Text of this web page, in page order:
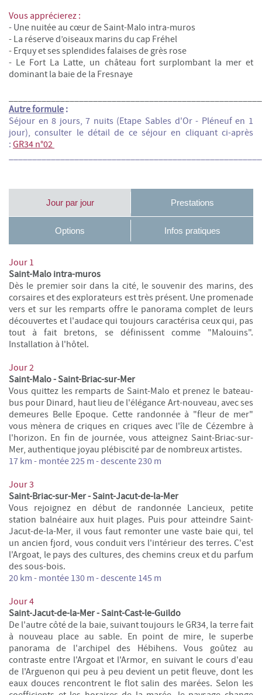
Vous apprécierez :
- Une nuitée au cœur de Saint-Malo intra-muros
- La réserve d’oiseaux marins du cap Fréhel
- Erquy et ses splendides falaises de grès rose
- Le Fort La Latte, un château fort surplombant la mer et
dominant la baie de la Fresnaye
Autre formule :
Séjour en 8 jours, 7 nuits (Etape Sables d'Or - Pléneuf en 1
jour), consulter le détail de ce séjour en cliquant ci-après
: GR34 n°02
Jour par jour Prestations
Options Infos pratiques
Jour 1
Saint-Malo intra-muros
Dès le premier soir dans la cité, le souvenir des marins, des
corsaires et des explorateurs est très présent. Une promenade
vers et sur les remparts offre le panorama complet de leurs
découvertes et l'audace qui toujours caractérisa ceux qui, pas
tout à fait bretons, se définissent comme "Malouins".
Installation à l'hôtel.
Jour 2
Saint-Malo - Saint-Briac-sur-Mer
Vous quittez les remparts de Saint-Malo et prenez le bateau-
bus pour Dinard, haut lieu de l'élégance Art-nouveau, avec ses
demeures Belle Epoque. Cette randonnée à "fleur de mer"
vous mènera de criques en criques avec l'île de Cézembre à
l'horizon. En fin de journée, vous atteignez Saint-Briac-sur-
Mer, authentique joyau plébiscité par de nombreux artistes.
17 km - montée 225 m -descente230 m
Jour 3
Saint-Briac-sur-Mer -Saint-Jacut-de-la-Mer
Vous rejoignez en début de randonnée Lancieux, petite
station balnéaire aux huit plages. Puis pour atteindre Saint-
Jacut-de-la-Mer, il vous faut remonter une vaste baie qui, tel
un ancien fjord, vous conduit vers l'intérieur des terres. C'est
l'Argoat, le pays des cultures, des chemins creux et du parfum
des sous-bois.
20 km - montée 130 m -descente 145 m
Jour 4
Saint-Jacut-de-la-Mer - Saint-Cast-le-Guildo
De l'autre côté de la baie, suivant toujours le GR34, la terre fait
à nouveau place au sable. En point de mire, le superbe
panorama de l'archipel des Hébihens.Vous goûtez au
contraste entre l'Argoat et l'Armor, en suivant le cours d'eau
de l'Arguenon qui peu à peu devient un petit fleuve, dont les
eaux douces rencontrent le flot salin des marées. Selon les